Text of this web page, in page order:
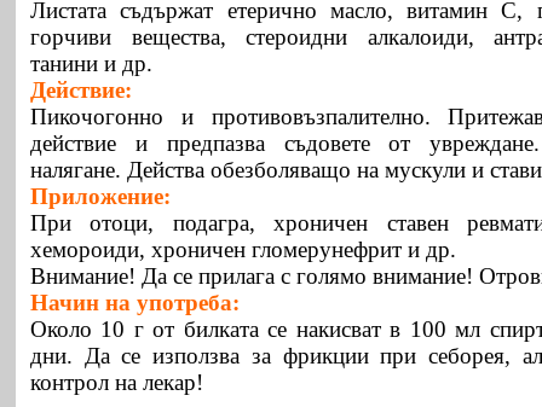
Листата съдържат етерично масло, витамин
горчиви вещества, стероидни алкалоиди,
танини и др.
Действие:
Пикочогонно и противовъзпалително.
действие и предпазва съдовете от
налягане. Действа обезболяващо на мускули и
Приложение:
При отоци, подагра, хроничен ставен
хемороиди, хроничен гломерунефрит и др.
Внимание! Да се прилага с голямо внимание!
Начин на употреба:
Около 10 г от билката се накисват в 100 мл
дни. Да се използва за фрикции при себорея,
контрол на лекар!